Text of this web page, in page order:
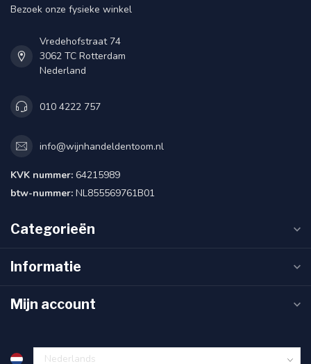
Bezoek onze fysieke winkel
Vredehofstraat 74
3062 TC Rotterdam
Nederland
010 4222 757
info@wijnhandeldentoom.nl
KVK nummer: 64215989
btw-nummer: NL855569761B01
Categorieën
Informatie
Mijn account